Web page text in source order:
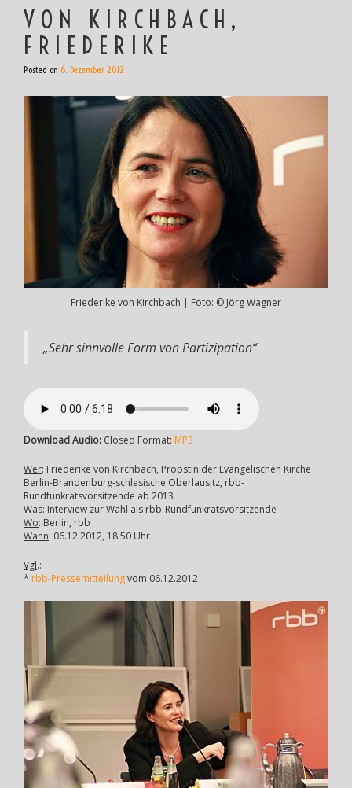
VON KIRCHBACH,
FRIEDERIKE
Posted on 6. Dezember 2012
Friederike von Kirchbach | Foto: © Jörg Wagner
„Sehr sinnvolle Form von Partizipation“
Download Audio: Closed Format: MP3
Wer: Friederike von Kirchbach, Pröpstin der Evangelischen Kirche
Berlin-Brandenburg-schlesische Oberlausitz, rbb-
Rundfunkratsvorsitzende ab 2013
Was: Interview zur Wahl als rbb-Rundfunkratsvorsitzende
Wo: Berlin, rbb
Wann: 06.12.2012, 18:50 Uhr
Vgl.:
* rbb-Pressemitteilungvom 06.12.2012